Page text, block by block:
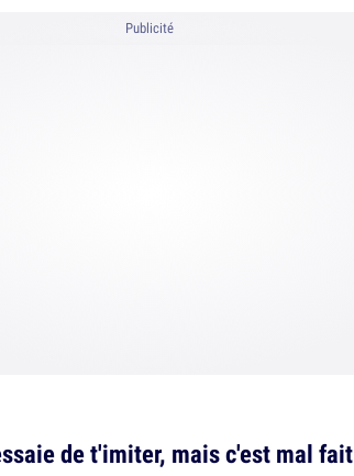
Publicité
de t'imiter, mais c'est mal fait